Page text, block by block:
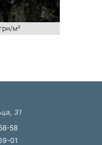
м²
31
58
01